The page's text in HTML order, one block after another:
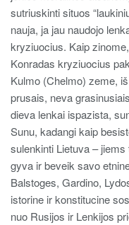
sutriuskinti situos
nauja, ja jau naudojo
kryziuocius. Kaip
Konradas kryziuocius
Kulmo (Chelmo) zeme,
prusais, neva
dieva lenkai ispazista,
Sunu, kadangi kaip
sulenkinti Lietuva –
gyva ir beveik savo
Balstoges, Gardino,
istorine ir konstitucine
nuo Rusijos ir Lenkijos